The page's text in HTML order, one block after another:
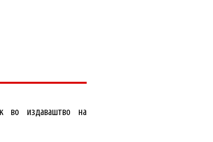
во издаваштво на